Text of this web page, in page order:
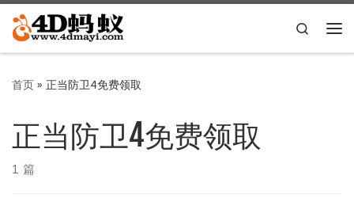
Skip to content
Search
首页» 正当防卫4免费领取
正当防卫4免费领取
1 篇